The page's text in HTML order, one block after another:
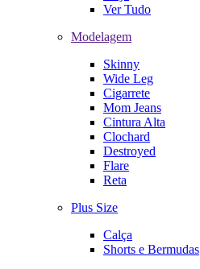
Ver Tudo
Modelagem
Skinny
Wide Leg
Cigarrete
Mom Jeans
Cintura Alta
Clochard
Destroyed
Flare
Reta
Plus Size
Calça
Shorts e Bermudas